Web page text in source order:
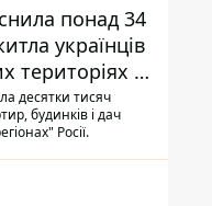
понад 34
українців
територіях -
BBC
десятки тисяч
будинків і дач
Росії.